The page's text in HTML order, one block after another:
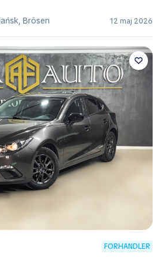
Brösen
12 maj 2026
FORHANDLER